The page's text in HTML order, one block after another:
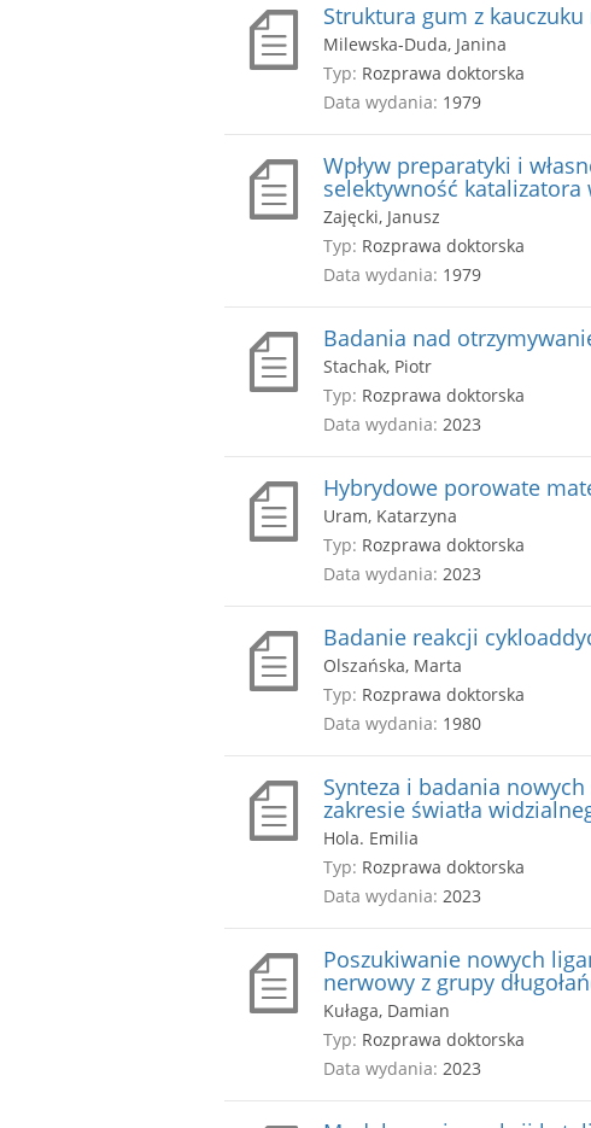
Struktura gum z
Milewska-Duda, Janina
Typ: Rozprawa doktorska
Data wydania: 1979
Wpływ preparatyki i
selektywność
Zajęcki, Janusz
Typ: Rozprawa doktorska
Data wydania: 1979
Badania nad
Stachak, Piotr
Typ: Rozprawa doktorska
Data wydania: 2023
Hybrydowe porowate
Uram, Katarzyna
Typ: Rozprawa doktorska
Data wydania: 2023
Badanie reakcji
Olszańska, Marta
Typ: Rozprawa doktorska
Data wydania: 1980
Synteza i badania
zakresie światła
Hola. Emilia
Typ: Rozprawa doktorska
Data wydania: 2023
Poszukiwanie nowych
nerwowy z grupy
Kułaga, Damian
Typ: Rozprawa doktorska
Data wydania: 2023